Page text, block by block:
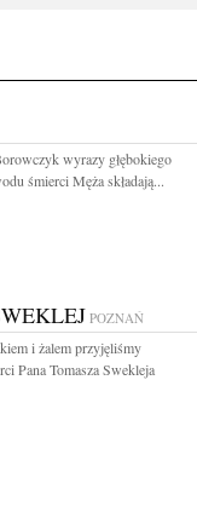
wyrazy głębokiego
śmierci Męża składają...
POZNAŃ
i żalem przyjęliśmy
Pana Tomasza Swekleja